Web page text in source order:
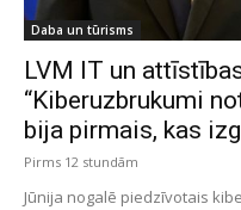
Daba un tūrisms
LVM IT un
“Kiberuzbrukumi
bija pirmais, kas
Pirms 12 stundām
Jūnija nogalē piedzīvotais